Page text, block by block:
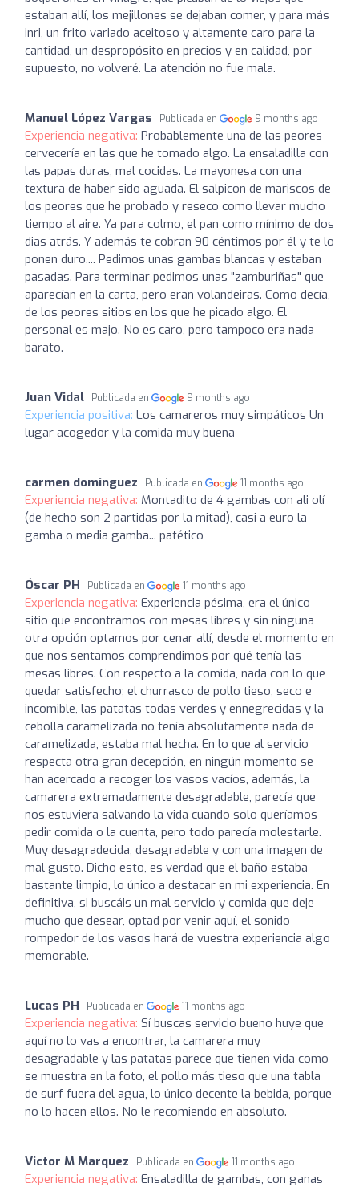
estaban allí, los mejillones se dejaban comer, y para más
inri, un frito variado aceitoso y altamente caro para la
cantidad, un despropósito en precios y en calidad, por
supuesto, no volveré. La atención no fue mala.
Manuel López Vargas Publicada en 9 months ago
Experiencia negativa: Probablemente una de las peores
cervecería en las que he tomado algo. La ensaladilla con
las papas duras, mal cocidas. La mayonesa con una
textura de haber sido aguada. El salpicon de mariscos de
los peores que he probado y reseco como llevar mucho
tiempo al aire. Ya para colmo, el pan como mínimo de dos
dias atrás. Y además te cobran 90 céntimos por él y te lo
ponen duro.... Pedimos unas gambas blancas y estaban
pasadas. Para terminar pedimos unas "zamburiñas" que
aparecían en la carta, pero eran volandeiras. Como decía,
de los peores sitios en los que he picado algo. El
personal es majo. No es caro, pero tampoco era nada
barato.
Juan Vidal Publicada en 9 months ago
Experiencia positiva: Los camareros muy simpáticos Un
lugar acogedor y la comida muy buena
carmen dominguez Publicada en 11 months ago
Experiencia negativa: Montadito de 4 gambas con ali olí
(de hecho son 2 partidas por la mitad), casi a euro la
gamba o media gamba... patético
Óscar PH Publicada en 11 months ago
Experiencia negativa: Experiencia pésima, era el único
sitio que encontramos con mesas libres y sin ninguna
otra opción optamos por cenar allí, desde el momento en
que nos sentamos comprendimos por qué tenía las
mesas libres. Con respecto a la comida, nada con lo que
quedar satisfecho; el churrasco de pollo tieso, seco e
incomible, las patatas todas verdes y ennegrecidas y la
cebolla caramelizada no tenía absolutamente nada de
caramelizada, estaba mal hecha. En lo que al servicio
respecta otra gran decepción, en ningún momento se
han acercado a recoger los vasos vacíos, además, la
camarera extremadamente desagradable, parecía que
nos estuviera salvando la vida cuando solo queríamos
pedir comida o la cuenta, pero todo parecía molestarle.
Muy desagradecida, desagradable y con una imagen de
mal gusto. Dicho esto, es verdad que el baño estaba
bastante limpio, lo único a destacar en mi experiencia. En
definitiva, si buscáis un mal servicio y comida que deje
mucho que desear, optad por venir aquí, el sonido
rompedor de los vasos hará de vuestra experiencia algo
memorable.
Lucas PH Publicada en 11 months ago
Experiencia negativa: Sí buscas servicio bueno huye que
aquí no lo vas a encontrar, la camarera muy
desagradable y las patatas parece que tienen vida como
se muestra en la foto, el pollo más tieso que una tabla
de surf fuera del agua, lo único decente la bebida, porque
no lo hacen ellos. No le recomiendo en absoluto.
Victor M Marquez Publicada en 11 months ago
Experiencia negativa: Ensaladilla de gambas, con ganas